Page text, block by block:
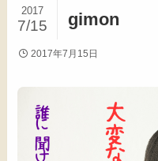
gimon
2017
7/15
2017年7月15日